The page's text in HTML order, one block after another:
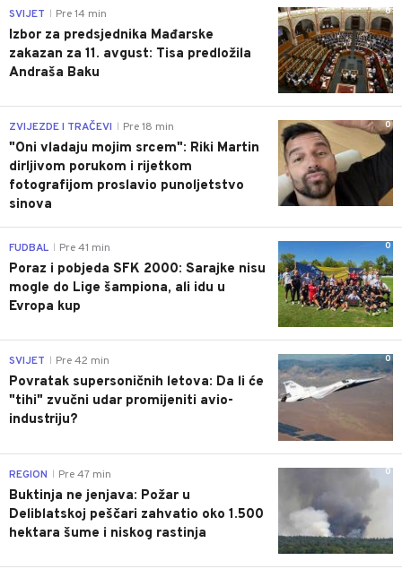
0
SVIJET Pre 14 min
Izbor za predsjednika Mađarske
zakazan za 11. avgust: Tisa predložila
Andraša Baku
0
ZVIJEZDE I TRAČEVI Pre 18 min
"Oni vladaju mojim srcem": Riki Martin
dirljivom porukom i rijetkom
fotografijom proslavio punoljetstvo
sinova
0
FUDBAL Pre 41 min
Poraz i pobjeda SFK 2000: Sarajke nisu
mogle do Lige šampiona, ali idu u
Evropa kup
0
SVIJET Pre 42 min
Povratak supersoničnih letova: Da li će
"tihi" zvučni udar promijeniti avio-
industriju?
0
REGION Pre 47 min
Buktinja ne jenjava: Požar u
Deliblatskoj peščari zahvatio oko 1.500
hektara šume i niskog rastinja